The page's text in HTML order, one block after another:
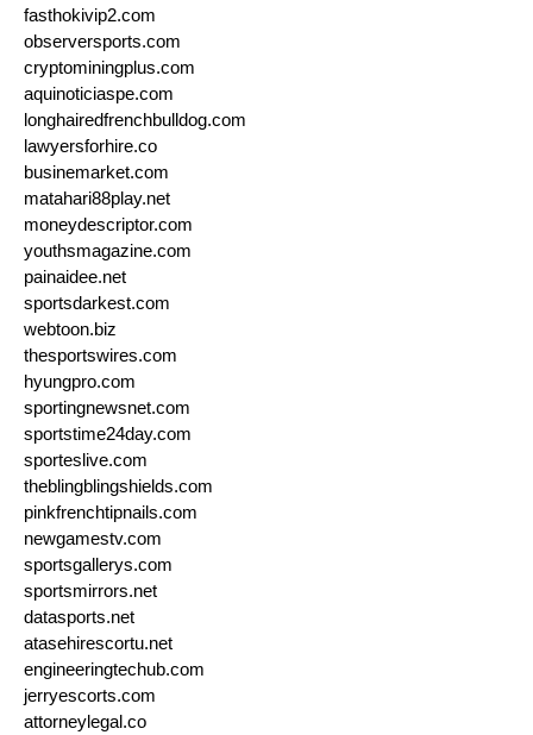
fasthokivip2.com
observersports.com
cryptominingplus.com
aquinoticiaspe.com
longhairedfrenchbulldog.com
lawyersforhire.co
businemarket.com
matahari88play.net
moneydescriptor.com
youthsmagazine.com
painaidee.net
sportsdarkest.com
webtoon.biz
thesportswires.com
hyungpro.com
sportingnewsnet.com
sportstime24day.com
sporteslive.com
theblingblingshields.com
pinkfrenchtipnails.com
newgamestv.com
sportsgallerys.com
sportsmirrors.net
datasports.net
atasehirescortu.net
engineeringtechub.com
jerryescorts.com
attorneylegal.co